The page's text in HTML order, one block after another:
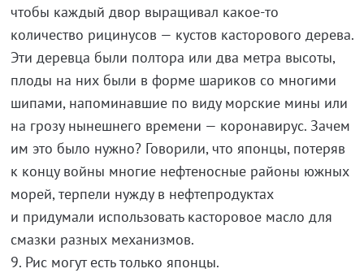
чтобы каждый двор выращивал какое-то
количество рицинусов — кустов касторового дерева.
Эти деревца были полтора или два метра высоты,
плоды на них были в форме шариков со многими
шипами, напоминавшие по виду морские мины или
на грозу нынешнего времени — коронавирус. Зачем
им это было нужно? Говорили, что японцы, потеряв
к концу войны многие нефтеносные районы южных
морей, терпели нужду в нефтепродуктах
и придумали использовать касторовое масло для
смазки разных механизмов.
9. Рис могут есть только японцы.